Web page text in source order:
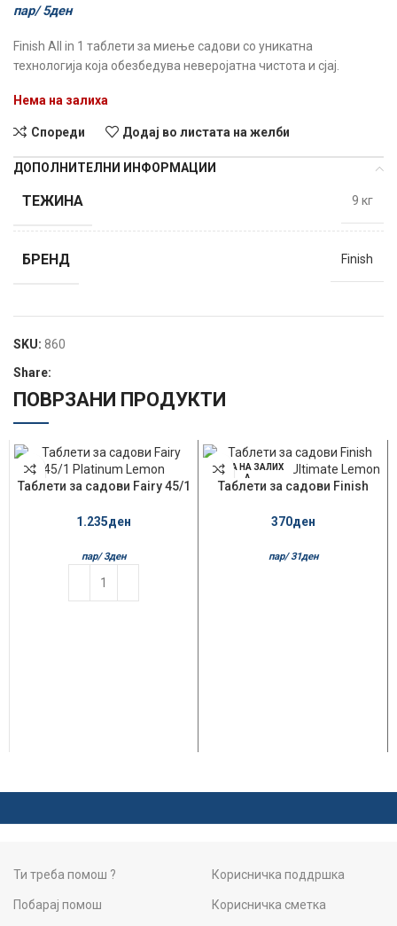
пар/ 5ден
Finish All in 1 таблети за миење садови со уникатна
технологија која обезбедува неверојатна чистота и сјај.
Нема на залиха
Спореди Додај во листата на желби
ДОПОЛНИТЕЛНИ ИНФОРМАЦИИ
ТЕЖИНА 9 кг
БРЕНД Finish
SKU: 860
Share:
ПОВРЗАНИ ПРОДУКТИ
Таблети за садови Fairy 45/1
1.235ден
пар/ 3ден
НЕМА НА ЗАЛИХ
А
Таблети за садови Finish
370ден
пар/ 31ден
Ти треба помош ?
Побарај помош
Корисничка поддршка
Корисничка сметка